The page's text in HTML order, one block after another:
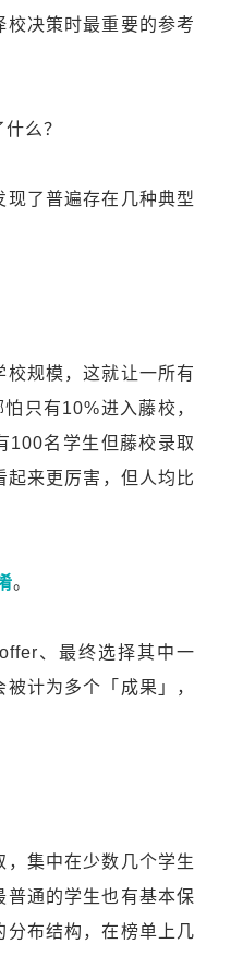
决策时最重要的参考
么？
了普遍存在几种典型
校规模，这就让一所有
只有10%进入藤校，
100名学生但藤校录取
来更厉害，但人均比
。
、最终选择其中一
计为多个「成果」，
集中在少数几个学生
普通的学生也有基本保
分布结构，在榜单上几